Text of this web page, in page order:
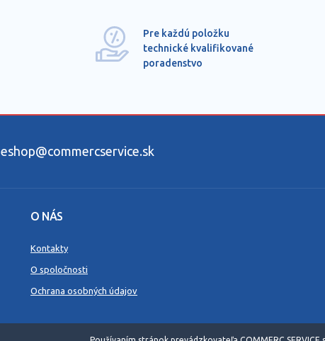
Pre každú položku
technické kvalifikované
poradenstvo
eshop@commercservice.sk
O NÁS
Kontakty
O spoločnosti
Ochrana osobných údajov